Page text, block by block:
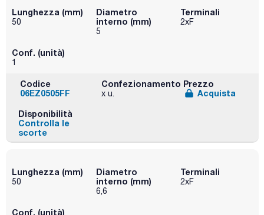
Lunghezza (mm)
50
Diametro
interno (mm)
5
Terminali
2xF
Conf. (unità)
1
Codice
06EZ0505FF
Confezionamento
x u.
Prezzo
Acquista
Disponibilità
Controlla le
scorte
Lunghezza (mm)
50
Diametro
interno (mm)
6,6
Terminali
2xF
Conf. (unità)